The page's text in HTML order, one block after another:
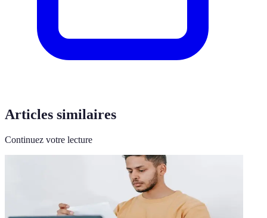
Articles similaires
Continuez votre lecture